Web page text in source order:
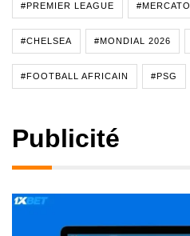
#PREMIER LEAGUE #MERCATO
#CHELSEA #MONDIAL 2026
#FOOTBALL AFRICAIN #PSG
Publicité